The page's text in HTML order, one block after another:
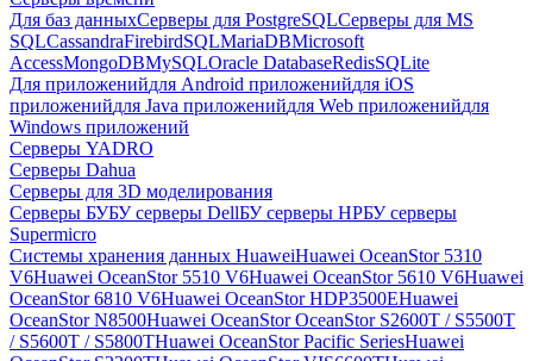
Для баз данныхСерверы для PostgreSQLСерверы для MS
SQLCassandraFirebirdSQLMariaDBMicrosoft
AccessMongoDBMySQLOracle DatabaseRedisSQLite
Для приложенийдля Android приложенийдля iOS
приложенийдля Java приложенийдля Web приложенийдля
Windows приложений
Серверы YADRO
Серверы Dahua
Серверы для 3D моделирования
Серверы БУБУ серверы DellБУ серверы HPБУ серверы
Supermicro
Системы хранения данных HuaweiHuawei OceanStor 5310
V6Huawei OceanStor 5510 V6Huawei OceanStor 5610 V6Huawei
OceanStor 6810 V6Huawei OceanStor HDP3500EHuawei
OceanStor N8500Huawei OceanStor OceanStor S2600T / S5500T
/ S5600T / S5800THuawei OceanStor Pacific SeriesHuawei